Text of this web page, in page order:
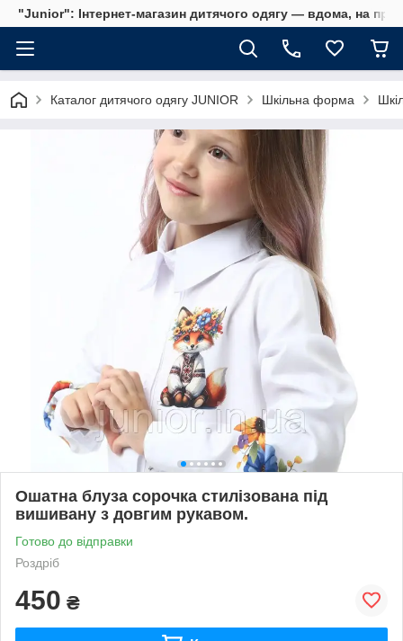
"Junior": Інтернет-магазин дитячого одягу — вдома, на
Каталог дитячого одягу JUNIOR Шкільна форма
Ошатна блуза сорочка стилізована під
вишивану з довгим рукавом.
Готово до відправки
Роздріб
450 ₴